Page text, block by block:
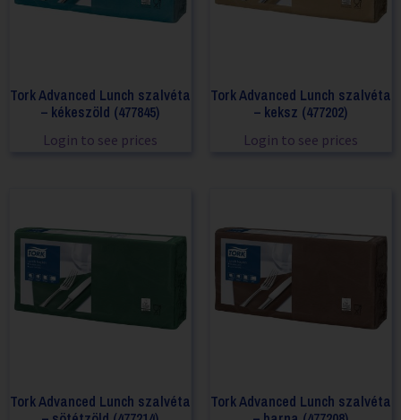
Tork Advanced Lunch szalvéta
– kékeszöld (477845)
Login to see prices
Tork Advanced Lunch szalvéta
– keksz (477202)
Login to see prices
Tork Advanced Lunch szalvéta
Tork Advanced Lunch szalvéta